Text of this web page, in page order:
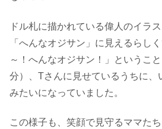
ドル札に描かれている偉人のイラ
「へんなオジサン」に見えるらし
～！へんなオジサン！」というこ
分）、Tさんに見せているうちに、
みたいになっていました。
この様子も、笑顔で見守るママた